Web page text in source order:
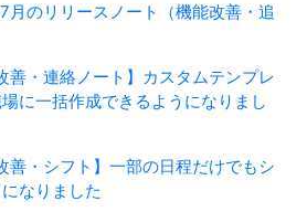
のリリースノート（機能改善・追
・連絡ノート】カスタムテンプレ
に一括作成できるようになりまし
・シフト】一部の日程だけでもシ
なりました